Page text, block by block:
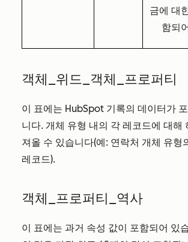
금에 대
함되
객체_위드_객체_프로퍼티
이 표에는 HubSpot 기록의 데이터가
니다. 개체 유형 내의 각 레코드에 대해
져올 수 있습니다(예: 연락처 개체 유형
레코드).
객체_프로퍼티_역사
이 표에는 과거 속성 값이 포함되어 있